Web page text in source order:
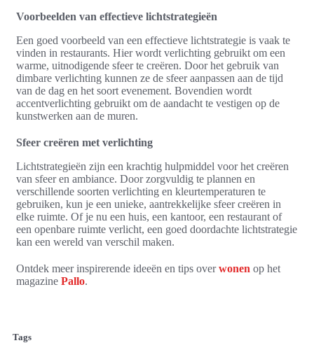
Voorbeelden van effectieve lichtstrategieën
Een goed voorbeeld van een effectieve lichtstrategie is vaak te
vinden in restaurants. Hier wordt verlichting gebruikt om een
warme, uitnodigende sfeer te creëren. Door het gebruik van
dimbare verlichting kunnen ze de sfeer aanpassen aan de tijd
van de dag en het soort evenement. Bovendien wordt
accentverlichting gebruikt om de aandacht te vestigen op de
kunstwerken aan de muren.
Sfeer creëren met verlichting
Lichtstrategieën zijn een krachtig hulpmiddel voor het creëren
van sfeer en ambiance. Door zorgvuldig te plannen en
verschillende soorten verlichting en kleurtemperaturen te
gebruiken, kun je een unieke, aantrekkelijke sfeer creëren in
elke ruimte. Of je nu een huis, een kantoor, een restaurant of
een openbare ruimte verlicht, een goed doordachte lichtstrategie
kan een wereld van verschil maken.
Ontdek meer inspirerende ideeën en tips overwonen op het
magazine Pallo.
Tags